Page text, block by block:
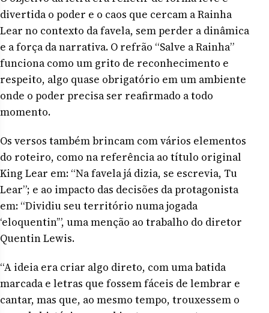
divertida o poder e o caos que cercam a Rainha
Lear no contexto da favela, sem perder a dinâmica
e a força da narrativa. O refrão “Salve a Rainha”
funciona como um grito de reconhecimento e
respeito, algo quase obrigatório em um ambiente
onde o poder precisa ser reafirmado a todo
momento.
Os versos também brincam com vários elementos
do roteiro, como na referência ao título original
King Lear em: “Na favela já dizia, se escrevia, Tu
Lear”; e ao impacto das decisões da protagonista
em: “Dividiu seu território numa jogada
‘eloquentin’”, uma menção ao trabalho do diretor
Quentin Lewis.
“A ideia era criar algo direto, com uma batida
marcada e letras que fossem fáceis de lembrar e
cantar, mas que, ao mesmo tempo, trouxessem o